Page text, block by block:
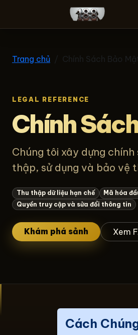
188
Trang chủ Chính Sách Bảo
LEGAL REFERENCE
Chính
Chúng tôi xây dựng
thập, sử dụng và bảo vệ
Thu thập dữ liệu hạn chế Mã hóa
Quyền truy cập và sửa đổi thông tin
Khám phá sảnh Xem
Cách